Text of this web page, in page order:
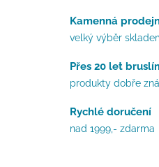
Kamenná
velký výběr
Přes 20 let
produkty dobře
Rychlé doručení
nad 1999,- zdarma